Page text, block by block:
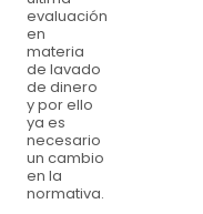
evaluación
en
materia
de lavado
de dinero
y por ello
ya es
necesario
un cambio
en la
normativa.